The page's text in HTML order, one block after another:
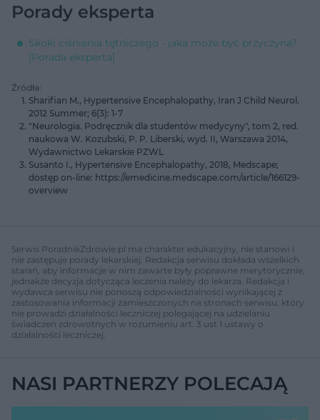
Porady eksperta
Skoki ciśnienia tętniczego - jaka może być przyczyna?
[Porada eksperta]
Źródła:
Sharifian M., Hypertensive Encephalopathy, Iran J Child Neurol.
2012 Summer; 6(3): 1-7
"Neurologia. Podręcznik dla studentów medycyny", tom 2, red.
naukowa W. Kozubski, P. P. Liberski, wyd. II, Warszawa 2014,
Wydawnictwo Lekarskie PZWL
Susanto I., Hypertensive Encephalopathy, 2018, Medscape;
dostęp on-line: https://emedicine.medscape.com/article/166129-
overview
Serwis PoradnikZdrowie.pl ma charakter edukacyjny, nie stanowi i
nie zastępuje porady lekarskiej. Redakcja serwisu dokłada wszelkich
starań, aby informacje w nim zawarte były poprawne merytorycznie,
jednakże decyzja dotycząca leczenia należy do lekarza. Redakcja i
wydawca serwisu nie ponoszą odpowiedzialności wynikającej z
zastosowania informacji zamieszczonych na stronach serwisu, który
nie prowadzi działalności leczniczej polegającej na udzielaniu
świadczeń zdrowotnych w rozumieniu art. 3 ust 1 ustawy o
działalności leczniczej.
NASI PARTNERZY POLECAJĄ